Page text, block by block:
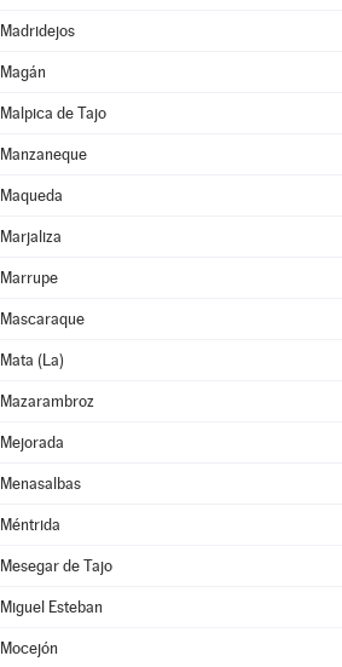
Madridejos
Magán
Malpica de Tajo
Manzaneque
Maqueda
Marjaliza
Marrupe
Mascaraque
Mata (La)
Mazarambroz
Mejorada
Menasalbas
Méntrida
Mesegar de Tajo
Miguel Esteban
Mocejón